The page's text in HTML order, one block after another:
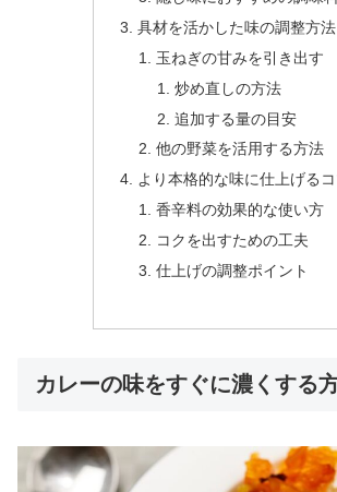
具材を活かした味の調整方法
玉ねぎの甘みを引き出す
炒め直しの方法
追加する量の目安
他の野菜を活用する方法
より本格的な味に仕上げる
香辛料の効果的な使い方
コクを出すための工夫
仕上げの調整ポイント
カレーの味をすぐに濃くする